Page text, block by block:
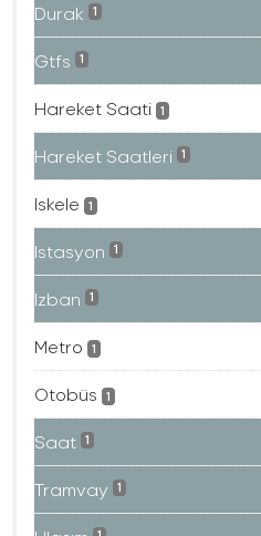
Durak 1
Gtfs 1
Hareket Saati 1
Hareket Saatleri 1
Iskele 1
Istasyon 1
Izban 1
Metro 1
Otobüs 1
Saat 1
Tramvay 1